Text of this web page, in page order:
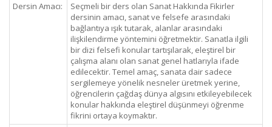
Dersin Amacı:
Seçmeli bir ders olan Sanat Hakkında Fikirler
dersinin amacı, sanat ve felsefe arasındaki
bağlantıya ışık tutarak, alanlar arasındaki
ilişkilendirme yöntemini öğretmektir. Sanatla ilgili
bir dizi felsefi konular tartışılarak, eleştirel bir
çalışma alanı olan sanat genel hatlarıyla ifade
edilecektir. Temel amaç, sanata dair sadece
sergilemeye yönelik nesneler üretmek yerine,
öğrencilerin çağdaş dünya algısını etkileyebilecek
konular hakkında eleştirel düşünmeyi öğrenme
fikrini ortaya koymaktır.